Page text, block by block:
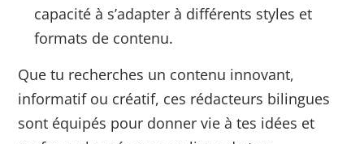
capacité à s’adapter à différents styles et
formats de contenu.
Que tu recherches un contenu innovant,
informatif ou créatif, ces rédacteurs bilingues
sont équipés pour donner vie à tes idées et